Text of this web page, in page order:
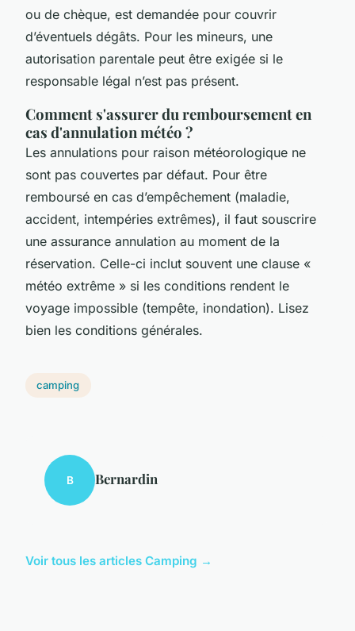
ou de chèque, est demandée pour couvrir
d’éventuels dégâts. Pour les mineurs, une
autorisation parentale peut être exigée si le
responsable légal n’est pas présent.
Comment s'assurer du remboursement en
cas d'annulation météo ?
Les annulations pour raison météorologique ne
sont pas couvertes par défaut. Pour être
remboursé en cas d’empêchement (maladie,
accident, intempéries extrêmes), il faut souscrire
une assurance annulation au moment de la
réservation. Celle-ci inclut souvent une clause «
météo extrême » si les conditions rendent le
voyage impossible (tempête, inondation). Lisez
bien les conditions générales.
camping
B Bernardin
Voir tous les articles Camping →